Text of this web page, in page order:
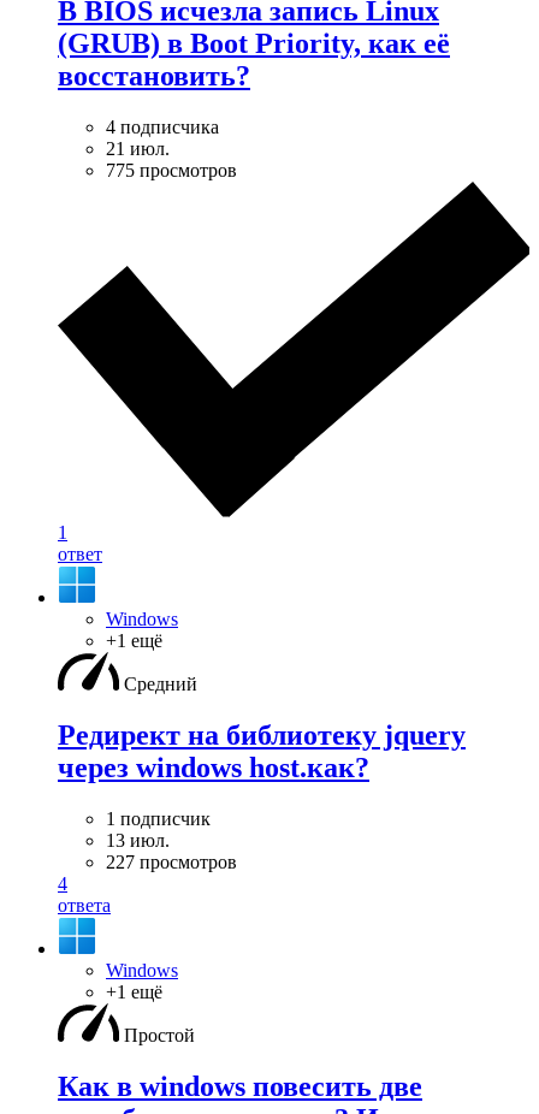
В BIOS исчезла запись Linux
(GRUB) в Boot Priority, как её
восстановить?
4 подписчика
21 июл.
775 просмотров
1
ответ
Windows
+1 ещё
Средний
Редирект на библиотеку jquery
через windows host.как?
1 подписчик
13 июл.
227 просмотров
4
ответа
Windows
+1 ещё
Простой
Как в windows повесить две